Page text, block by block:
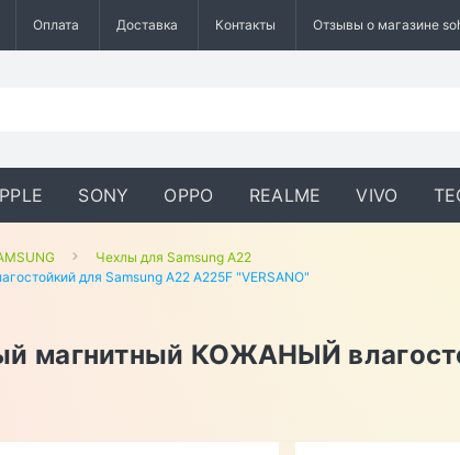
Оплата Доставка Контакты Отзывы о магазине
SONY OPPO REALME VIVO
Чехлы для Samsung A22
для Samsung A22 A225F "VERSANO"
магнитный КОЖАНЫЙ